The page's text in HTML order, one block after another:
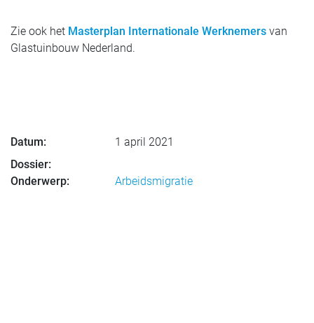
Zie ook het Masterplan Internationale Werknemers van
Glastuinbouw Nederland.
Datum:
1 april 2021
Dossier:
Onderwerp:
Arbeidsmigratie